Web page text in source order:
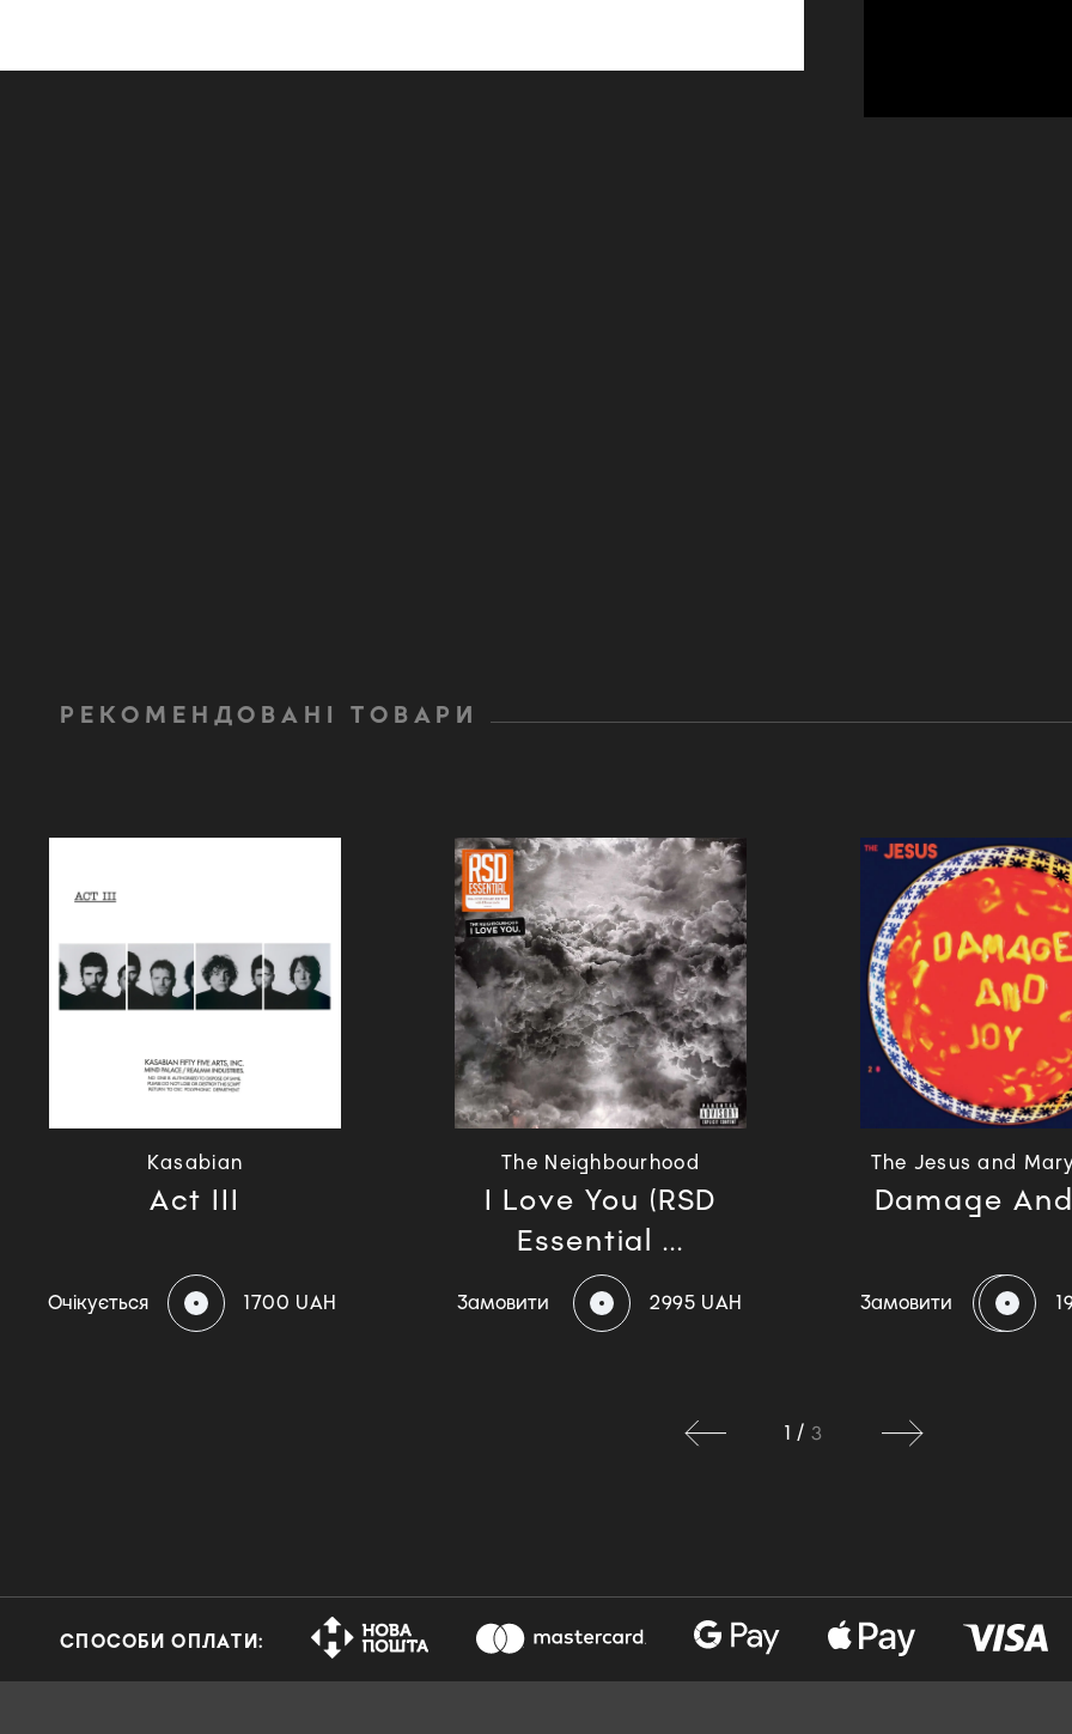
РЕКОМЕНДОВАНІ ТОВАРИ
Kasabian
Act III
Очікується 1700 UAH
The Neighbourhood
I Love You (RSD
Essential ...
Замовити 2995 UAH
The Jesus and
Damage
Замовити
1 / 3
СПОСОБИ ОПЛАТИ: